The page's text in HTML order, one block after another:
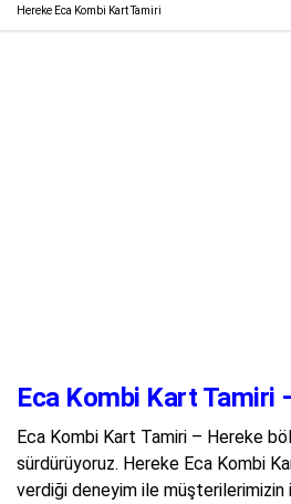
Hereke Eca Kombi Kart Tamiri
Eca Kombi Kart Tamiri
Eca Kombi Kart Tamiri – Hereke
sürdürüyoruz. Hereke Eca Kombi
verdiği deneyim ile müşterilerimizin